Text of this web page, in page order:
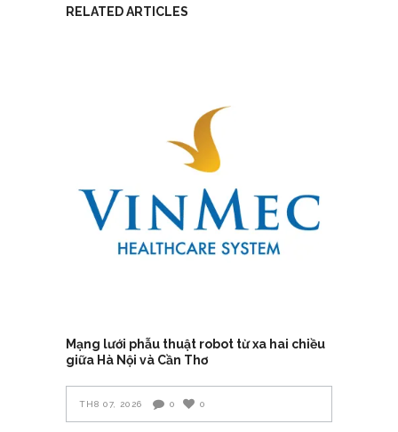
RELATED ARTICLES
Mạng lưới phẫu thuật robot từ xa hai chiều
giữa Hà Nội và Cần Thơ
TH8 07, 2026 0 0